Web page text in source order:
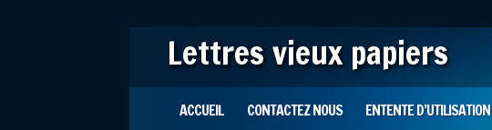
Lettres vieux papiers
Main menu
ACCUEIL CONTACTEZ NOUS ENTENTE D’UTILISATION